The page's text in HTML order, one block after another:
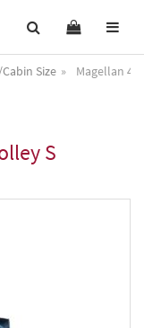
Size Magellan 4-
S